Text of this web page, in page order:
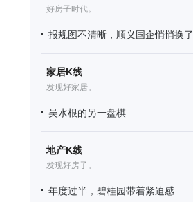
好房子时代。
报规图不清晰，顺义国企悄悄换了
家居K线
发现好家居。
吴水根的另一盘棋
地产K线
发现好房子。
年度过半，碧桂园带着紧迫感